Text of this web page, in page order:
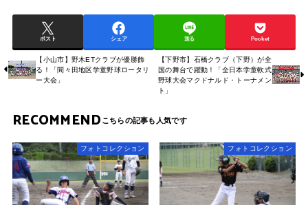
ポスト シェア 送る Pocket
【小山市】野木ETクラブが優勝飾
る！「間々田地区学童野球ロータリ
ー大会」
【下野市】石橋クラブ（下野）が全
国の舞台で躍動！「全日本学童軟式
野球大会マクドナルド・トーナメン
ト」
RECOMMEND
フォトコレクション フォトコレクション